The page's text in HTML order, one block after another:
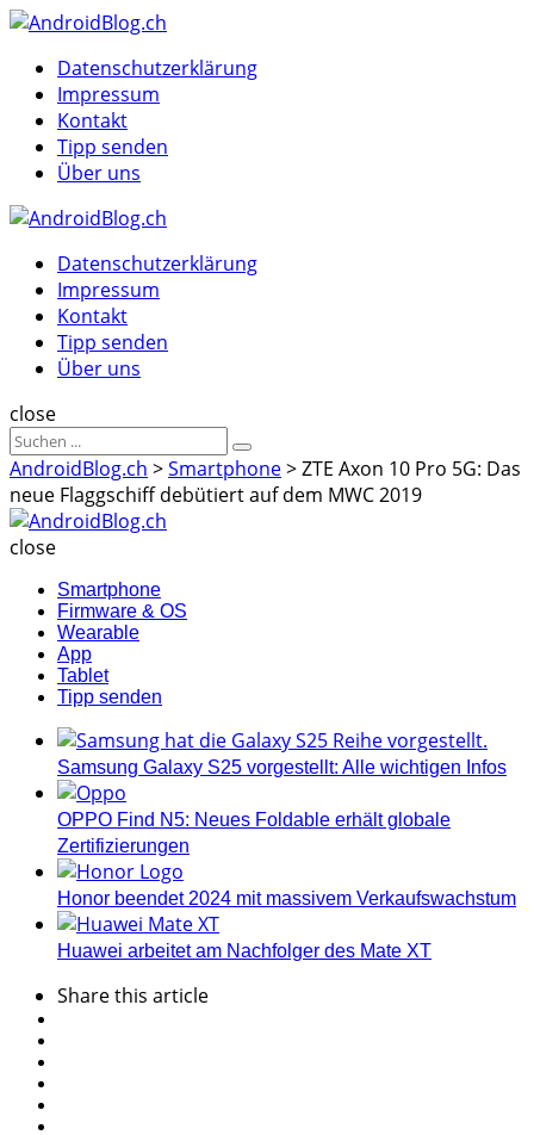
Menu
MenuDatenschutzerklärung
Impressum
Kontakt
Tipp senden
Über uns
Datenschutzerklärung
Impressum
Kontakt
Tipp senden
Über uns
Suche
close
Sucheergebnisse
für
Suche
AndroidBlog.ch >Smartphone>ZTE Axon 10 Pro 5G: Das
neue Flaggschiff debütiert auf dem MWC 2019
close
Smartphone
Firmware & OS
Wearable
App
Tablet
Tipp senden
Samsung Galaxy S25 vorgestellt: Alle wichtigen Infos
OPPO Find N5: Neues Foldable erhält globale
Zertifizierungen
Honor beendet 2024 mit massivem Verkaufswachstum
Huawei arbeitet am Nachfolger des Mate XT
Sharethis article